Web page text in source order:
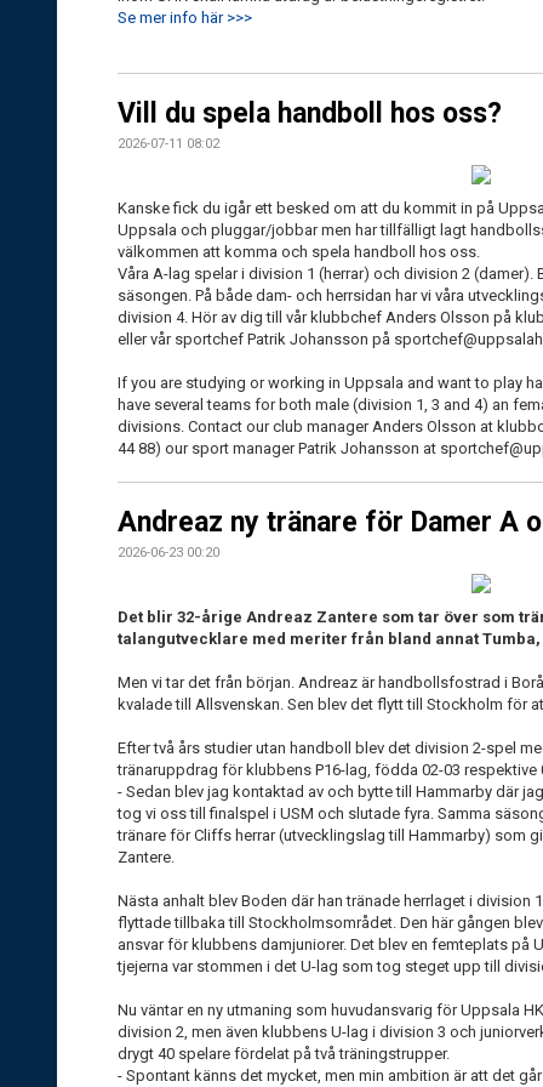
Se mer info här >>>
Vill du spela handboll hos oss?
2026-07-11 08:02
Kanske fick du igår ett besked om att du kommit in på
Uppsala och pluggar/jobbar men har tillfälligt lagt
välkommen att komma och spela handboll hos oss.
Våra A-lag spelar i division 1 (herrar) och division 2 (damer).
säsongen. På både dam- och herrsidan har vi våra
division 4. Hör av dig till vår klubbchef Anders Olsson på
eller vår sportchef Patrik Johansson på
If you are studying or working in Uppsala and want to play
have several teams for both male (division 1, 3 and 4) an
divisions. Contact our club manager Anders Olsson at
44 88) our sport manager Patrik Johansson at
Andreaz ny tränare för Damer A
2026-06-23 00:20
Det blir 32-årige Andreaz Zantere som tar över som
talangutvecklare med meriter från bland annat
Men vi tar det från början. Andreaz är handbollsfostrad i
kvalade till Allsvenskan. Sen blev det flytt till Stockholm för
Efter två års studier utan handboll blev det division 2-spel
tränaruppdrag för klubbens P16-lag, födda 02-03 respektive
- Sedan blev jag kontaktad av och bytte till Hammarby där
tog vi oss till finalspel i USM och slutade fyra. Samma
tränare för Cliffs herrar (utvecklingslag till Hammarby) som
Zantere.
Nästa anhalt blev Boden där han tränade herrlaget i division
flyttade tillbaka till Stockholmsområdet. Den här gången
ansvar för klubbens damjuniorer. Det blev en femteplats på
tjejerna var stommen i det U-lag som tog steget upp till
Nu väntar en ny utmaning som huvudansvarig för Uppsala
division 2, men även klubbens U-lag i division 3 och
drygt 40 spelare fördelat på två träningstrupper.
- Spontant känns det mycket, men min ambition är att det